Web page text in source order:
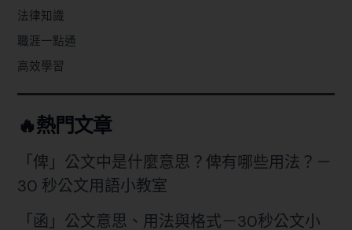
法律知識
職涯一點通
高效學習
🔥熱門文章
「俾」公文中是什麼意思？俾有哪些用法？－
30 秒公文用語小教室
「函」公文意思、用法與格式－30秒公文小